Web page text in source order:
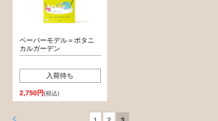
ペーパーモデル＝ボタニ
カルガーデン
入荷待ち
2,750円(税込)
<